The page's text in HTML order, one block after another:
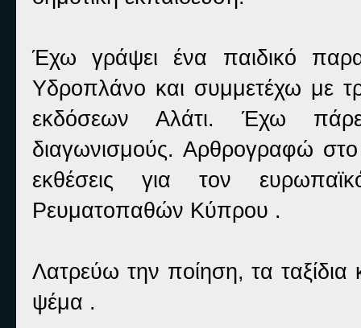
Έχω γράψει ένα παιδικό
Υδροπλάνο και συμμετέχω με
εκδόσεων Αλάτι. Έχω
διαγωνισμούς. Αρθρογραφώ
εκθέσεις για τον
Ρευματοπαθών Κύπρου .
Λατρεύω την ποίηση, τα ταξίδια
ψέμα .